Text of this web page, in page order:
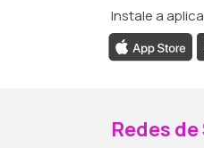
Instale a
Redes